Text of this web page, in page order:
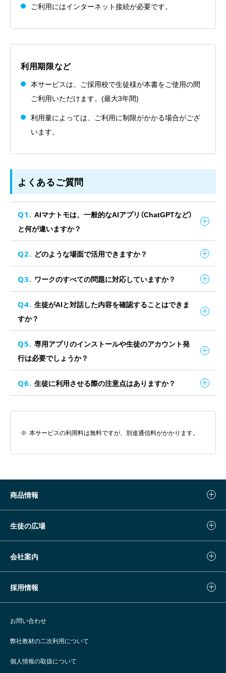
ご利用にはインターネット接続が必要です。
利用期限など
本サービスは、ご採用校で生徒様が本書をご使用の間
ご利用いただけます。(最大3年間)
利用量によっては、ご利用に制限がかかる場合がござ
います。
よくあるご質問
AIマナトモは、一般的なAIアプリ（ChatGPTなど）
と何が違いますか？
どのような場面で活用できますか？
ワークのすべての問題に対応していますか？
生徒がAIと対話した内容を確認することはできま
すか？
専用アプリのインストールや生徒のアカウント発
行は必要でしょうか？
生徒に利用させる際の注意点はありますか？
本サービスの利用料は無料ですが、別途通信料がかかります。
商品情報
生徒の広場
会社案内
採用情報
お問い合わせ
弊社教材の二次利用について
個人情報の取扱について